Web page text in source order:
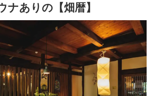
ナありの【畑暦】